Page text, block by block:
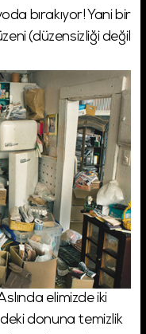
bırakıyor! Yani bir
(düzensizliği değil
elimizde iki
donuna temizlik